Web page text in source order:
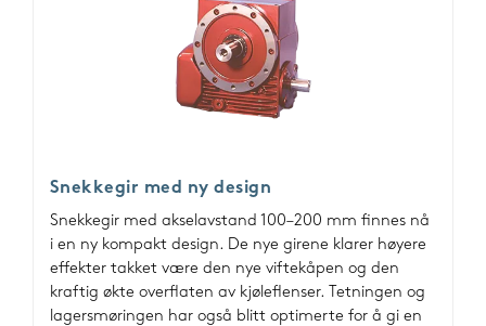
Snekkegir med ny design
Snekkegir med akselavstand 100–200 mm finnes nå
i en ny kompakt design. De nye girene klarer høyere
effekter takket være den nye viftekåpen og den
kraftig økte overflaten av kjøleflenser. Tetningen og
lagersmøringen har også blitt optimerte for å gi en